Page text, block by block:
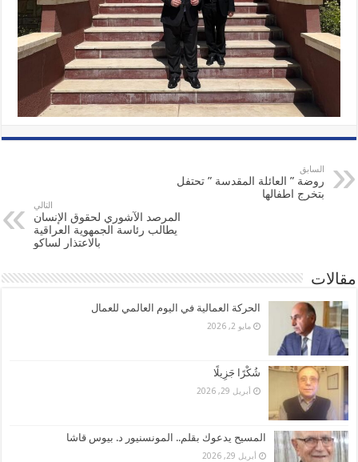
السابق
روضة ” العائلة المقدسة ” تحتفل
بتخرج اطفالها
التالي
المرصد الآشوري لحقوق الإنسان
يطالب رئاسة الجمهوية العراقية
بالاعتذار لساكو
مقالات
الحركة العمالية في اليوم العالمي للعمال
مايو 2, 2026
شُكْرًا جَزِيلًا
أبريل 29, 2026
المسيح يدعوك بقلم.. المونسنيور د. بيوس قاشا
أبريل 29, 2026